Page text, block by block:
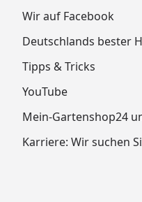
Wir auf Facebook
Deutschlands bester
Tipps & Tricks
YouTube
Mein-Gartenshop24
Karriere: Wir suchen